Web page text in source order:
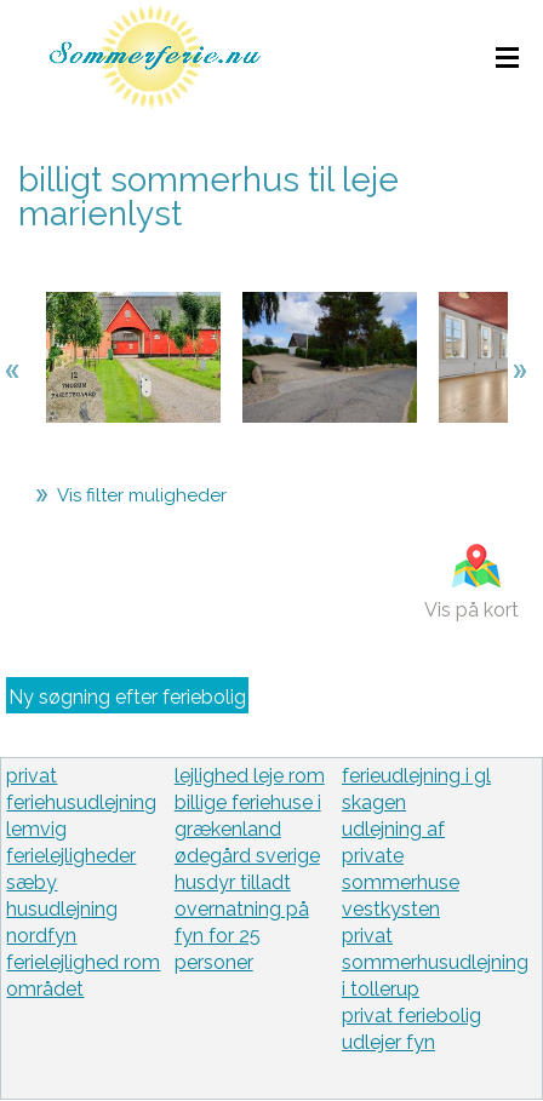
billigt sommerhus til leje
marienlyst
Vis filter muligheder
Vis på kort
Ny søgning efter feriebolig
privat
feriehusudlejning
lemvig
ferielejligheder
sæby
husudlejning
nordfyn
ferielejlighed rom
området
lejlighed leje rom
billige feriehuse i
grækenland
ødegård sverige
husdyr tilladt
overnatning på
fyn for 25
personer
ferieudlejning i gl
skagen
udlejning af
private
sommerhuse
vestkysten
privat
sommerhusudlejning
i tollerup
privat feriebolig
udlejer fyn